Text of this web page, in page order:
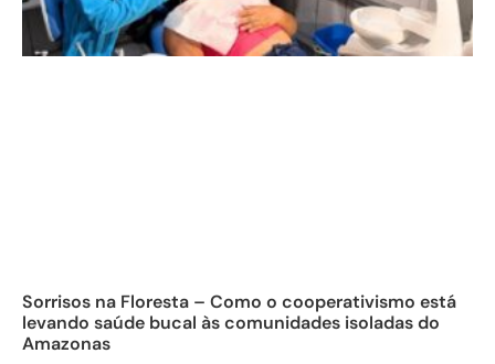
Sorrisos na Floresta – Como o cooperativismo está
levando saúde bucal às comunidades isoladas do
Amazonas